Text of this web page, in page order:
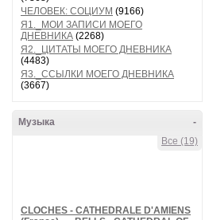
ЧЕЛОВЕК: СОЦИУМ (9166)
Я1._МОИ ЗАПИСИ МОЕГО
ДНЕВНИКА (2268)
Я2._ЦИТАТЫ МОЕГО ДНЕВНИКА
(4483)
Я3._ССЫЛКИ МОЕГО ДНЕВНИКА
(3667)
-
Музыка
Все (19)
CLOCHES - CATHEDRALE D'AMIENS